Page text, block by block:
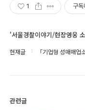
1 구독
'서울경찰이야기/현장영웅
현재글 「기업형 성매매
관련글